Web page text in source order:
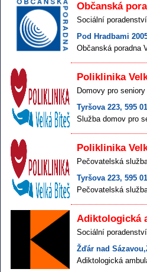
Občanská
Sociální
Pod Hradbami
Občanská poradna
Poliklinika
Domovy pro seniory
Tyršova 223, 595
Služba domov pro
Poliklinika
Pečovatelská
Tyršova 223, 595
Pečovatelská
Adiktologická
Sociální
Žďár nad
Adiktologická